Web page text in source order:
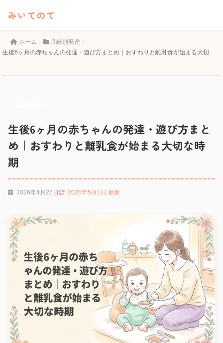
みいてのて
ホーム
月齢別発達
生後6ヶ月の赤ちゃんの発達・遊び方まとめ｜おすわりと離乳食が始まる大切な
生後6ヶ月の赤ちゃんの発達・遊び方まと
め｜おすわりと離乳食が始まる大切な時
期
2026年4月27日 2026年5月1日 更新